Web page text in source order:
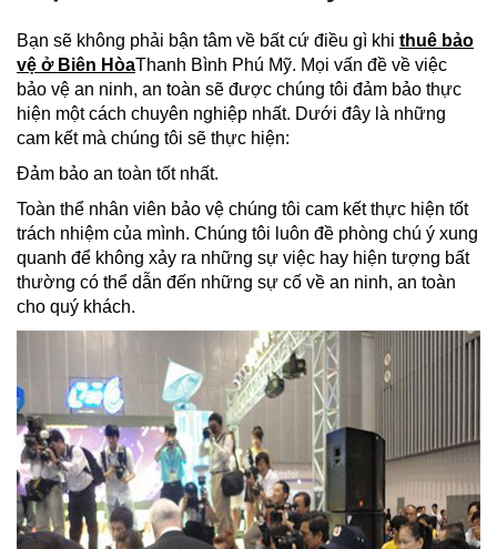
Bạn sẽ không phải bận tâm về bất cứ điều gì khi thuê bảo
vệ ở Biên HòaThanh Bình Phú Mỹ. Mọi vấn đề về việc
bảo vệ an ninh, an toàn sẽ được chúng tôi đảm bảo thực
hiện một cách chuyên nghiệp nhất. Dưới đây là những
cam kết mà chúng tôi sẽ thực hiện:
Đảm bảo an toàn tốt nhất.
Toàn thể nhân viên bảo vệ chúng tôi cam kết thực hiện tốt
trách nhiệm của mình. Chúng tôi luôn đề phòng chú ý xung
quanh để không xảy ra những sự việc hay hiện tượng bất
thường có thể dẫn đến những sự cố về an ninh, an toàn
cho quý khách.